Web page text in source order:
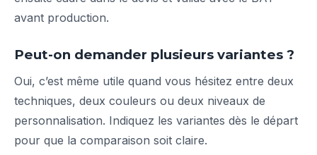
avant production.
Peut-on demander plusieurs variantes ?
Oui, c’est même utile quand vous hésitez entre deux
techniques, deux couleurs ou deux niveaux de
personnalisation. Indiquez les variantes dès le départ
pour que la comparaison soit claire.